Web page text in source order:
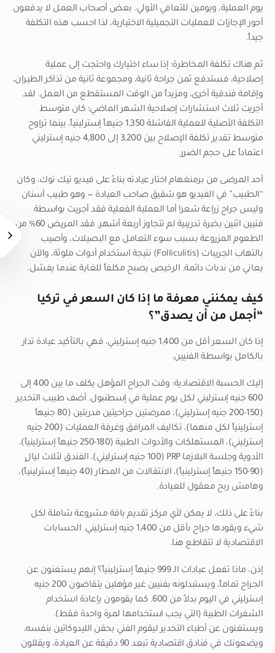
يوم العملية، ويومين للتعافي الأولي. بعض أصحاب العمل لا يدفعون
أجور الإجازات للعمليات التجميلية الاختيارية، لذا احسب هذه التكلفة
جيداً.
ثم هناك تكلفة المخاطرة؛ إذا ساء اختيارك واحتجت إلى عملية
إصلاحية، فستدفع ثمن جراحة ثانية، ومجموعة ثانية من تذاكر الطيران،
وإقامة فندقية أخرى، ومزيداً من الوقت المستقطع من العمل. لقد
أجريت ثلاث استشارات إصلاحية الشهر الماضي؛ كان متوسط
التكلفة الأصلية للعملية الفاشلة 1,350 جنيهاً إسترلينياً، بينما تراوح
متوسط تقدير تكلفة الإصلاح بين 3,200 إلى 4,800 جنيه إسترليني
اعتماداً على حجم الضرر.
أحد المرضى من برمنغهام اختار عيادته بناءً على فيديو تيك توك، وكان
“الطبيب” في الفيديو هو شقيق صاحب العيادة — وهو طبيب أسنان
وليس جراح زراعة شعر! أما العملية الفعلية فقد أجريت بواسطة
فنيين اثنين بخبرة تدريبية لم تتجاوز أربعة أشهر. فقد المريض 60% من
الطعوم المزروعة بسبب سوء التعامل مع البصيلات، وأصيب
بالتهاب الجريبات (Folliculitis) نتيجة استخدام أدوات ملوثة، والآن
يعاني من ندبات دائمة. الرخيص يصبح مكلفاً للغاية عندما يفشل.
كيف يمكنني معرفة ما إذا كان السعر في تركيا
“أجمل من أن يصدق”؟
إذا كان السعر أقل من 1,400 جنيه إسترليني، فهي بالتأكيد عيادة تدار
بالكامل بواسطة الفنيين.
إليك الحسبة الاقتصادية: وقت الجراح المؤهل يكلف ما بين 400 إلى
600 جنيه إسترليني لكل يوم عملية في إسطنبول. أضف طبيب التخدير
(150-200 جنيه إسترليني)، ممرضتين جراحيتين مدربتين (80 جنيهاً
إسترلينياً لكل منهما)، تكاليف المرافق وغرفة العمليات (200 جنيه
إسترليني)، المستهلكات والأدوات الطبية (180-250 جنيهاً إسترلينياً)،
الأدوية وجلسة البلازما PRP (100 جنيه إسترليني)، الفندق لثلاث ليالٍ
(90-150 جنيهاً إسترلينياً)، الانتقالات من المطار (40 جنيهاً إسترلينياً)،
وهامش ربح معقول للعيادة.
بناءً على ذلك، لا يمكن لأي مركز تقديم باقة مشروعة شاملة لكل
شيء ويقودها جراح بأقل من 1,400 جنيه إسترليني. الحسابات
الاقتصادية لا تتقاطع هنا.
إذن، ماذا تفعل عيادات الـ 999 جنيهاً إسترلينياً؟ إنهم يستغنون عن
الجراح تماماً، ويستبدلونه بفنيين غير مؤهلين يتقاضون 200 جنيه
إسترليني في اليوم بدلاً من 600. كما يقومون بإعادة استخدام
الشفرات الطبية (التي يجب استخدامها لمرة واحدة فقط).
ويستغنون عن أطباء التخدير ليقوم الفني بحقن الليدوكائين بنفسه،
ويضعونك في فنادق اقتصادية تبعد 90 دقيقة عن العيادة، ويقللون